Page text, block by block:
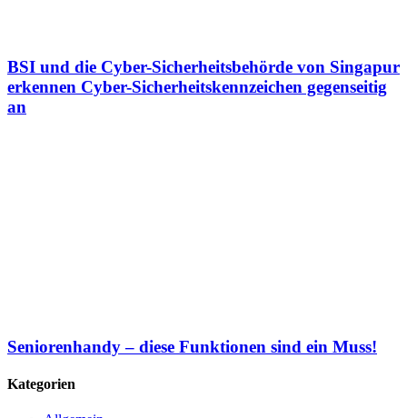
BSI und die Cyber-Sicherheitsbehörde von Singapur
erkennen Cyber-Sicherheitskennzeichen gegenseitig
an
Seniorenhandy – diese Funktionen sind ein Muss!
Kategorien